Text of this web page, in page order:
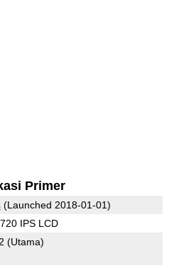
Primer
(Launched 2018-01-01)
IPS LCD
(Utama)